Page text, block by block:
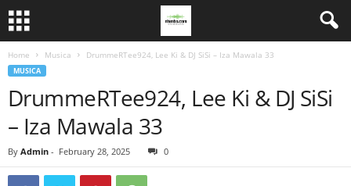
Home Musica DrummeRTee924, Lee Ki & DJ SiSi – Iza Mawala 33
MUSICA
DrummeRTee924, Lee Ki & DJ SiSi
– Iza Mawala 33
By Admin - February 28, 2025 0